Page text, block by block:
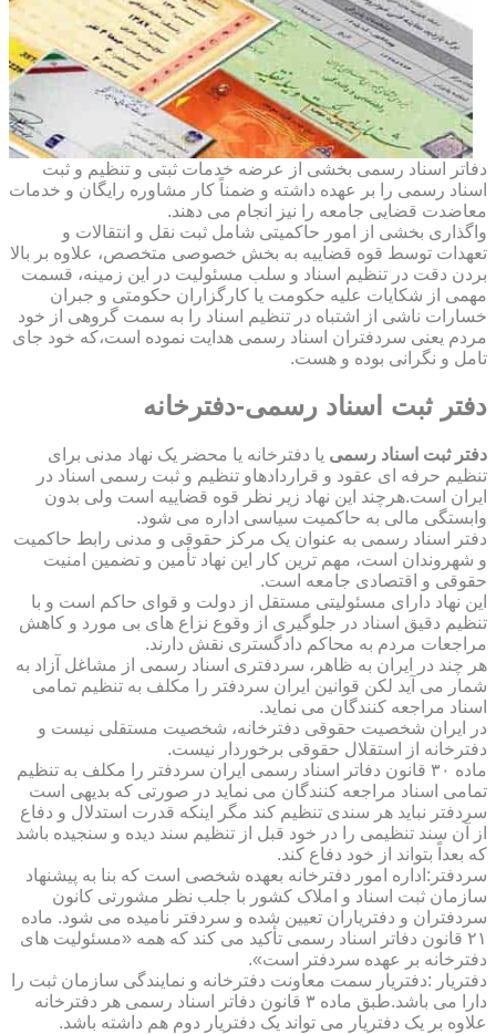
دفاتر اسناد رسمی بخشی از عرضه خدمات ثبتی و تنظیم و ثبت
اسناد رسمی را بر عهده داشته و ضمناً کار مشاوره رایگان و خدمات
معاضدت قضایی جامعه را نیز انجام می دهند.
واگذاری بخشی از امور حاکمیتی شامل ثبت نقل و انتقالات و
تعهدات توسط قوه قضاییه به بخش خصوصی متخصص، علاوه بر بالا
بردن دقت در تنظیم اسناد و سلب مسئولیت در این زمینه، قسمت
مهمی از شکایات علیه حکومت یا کارگزاران حکومتی و جبران
خسارات ناشی از اشتباه در تنظیم اسناد را به سمت گروهی از خود
مردم یعنی سردفتران اسناد رسمی هدایت نموده است،که خود جای
تامل و نگرانی بوده و هست.
دفتر ثبت اسناد رسمی-دفترخانه
دفتر ثبت اسناد رسمی یا دفترخانه یا محضر یک نهاد مدنی برای
تنظیم حرفه ای عقود و قراردادهاو تنظیم و ثبت رسمی اسناد در
ایران است.هرچند این نهاد زیر نظر قوه قضاییه است ولی بدون
وابستگی مالی به حاکمیت سیاسی اداره می شود.
دفتر اسناد رسمی به عنوان یک مرکز حقوقی و مدنی رابط حاکمیت
و شهروندان است، مهم ترین کار این نهاد تأمین و تضمین امنیت
حقوقی و اقتصادی جامعه است.
این نهاد دارای مسئولیتی مستقل از دولت و قوای حاکم است و با
تنظیم دقیق اسناد در جلوگیری از وقوع نزاع های بی مورد و کاهش
مراجعات مردم به محاکم دادگستری نقش دارند.
هر چند در ایران به ظاهر، سردفتری اسناد رسمی از مشاغل آزاد به
شمار می آید لکن قوانین ایران سردفتر را مکلف به تنظیم تمامی
اسناد مراجعه کنندگان می نماید.
در ایران شخصیت حقوقی دفترخانه، شخصیت مستقلی نیست و
دفترخانه از استقلال حقوقی برخوردار نیست.
ماده ۳۰ قانون دفاتر اسناد رسمی ایران سردفتر را مکلف به تنظیم
تمامی اسناد مراجعه کنندگان می نماید در صورتی که بدیهی است
سردفتر نباید هر سندی تنظیم کند مگر اینکه قدرت استدلال و دفاع
از آن سند تنظیمی را در خود قبل از تنظیم سند دیده و سنجیده باشد
که بعداً بتواند از خود دفاع کند.
سردفتر:اداره امور دفترخانه بعهده شخصی است که بنا به پیشنهاد
سازمان ثبت اسناد و املاک کشور با جلب نظر مشورتی کانون
سردفتران و دفتریاران تعیین شده و سردفتر نامیده می شود. ماده
۲۱ قانون دفاتر اسناد رسمی تأکید می کند که همه «مسئولیت های
دفترخانه بر عهده سردفتر است».
دفتریار :دفتریار سمت معاونت دفترخانه و نمایندگی سازمان ثبت را
دارا می باشد.طبق ماده ۳ قانون دفاتر اسناد رسمی هر دفترخانه
علاوه بر یک دفتریار می تواند یک دفتریار دوم هم داشته باشد.